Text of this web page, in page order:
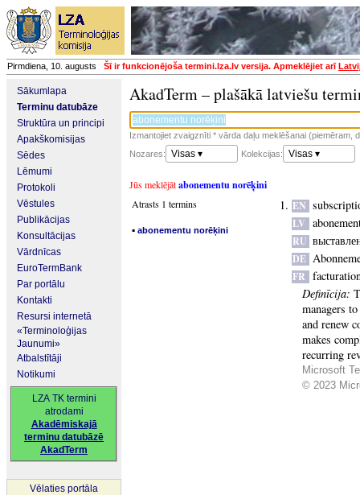
Pirmdiena, 10. augusts Šī ir funkcionējoša termini.lza.lv versija. Apmeklējiet arī
Sākumlapa
Terminu datubāze
Struktūra un principi
Apakškomisijas
Sēdes
Lēmumi
Protokoli
Vēstules
Publikācijas
Konsultācijas
Vārdnīcas
EuroTermBank
Par portālu
Kontakti
Resursi internetā
«Terminoloģijas
Jaunumi»
Atbalstītāji
Notikumi
LZA TK termini
atrodami
Akadēmiskajā
terminu datubāzē
AkadTerm
Vēlaties portāla
AkadTerm – plašākā latviešu
Izmantojiet zvaigznīti * vārda daļu meklēšanai (piemēram,
Nozares:
Visas ▾ Kolekcijas: Visas ▾
Jūs meklējātabonementu norēķini
Atrasts 1 termins
▪ abonementu norēķini
EN
LV
RU
DE
FR
Definīcija:
managers
and renew
makes
recurring
Microsoft
© 2023